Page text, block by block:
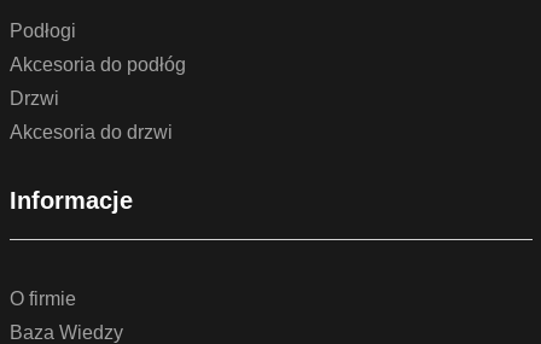
Podłogi
Akcesoria do podłóg
Drzwi
Akcesoria do drzwi
Informacje
O firmie
Baza Wiedzy